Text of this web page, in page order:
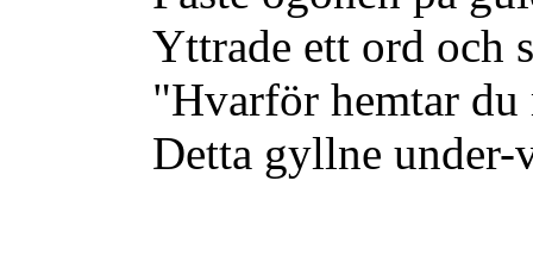
Yttrade ett ord och
"Hvarför hemtar du
Detta gyllne under-